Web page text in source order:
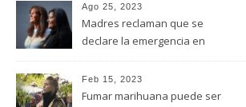
Ago 25, 2023
Madres reclaman que se
declare la emergencia en
Feb 15, 2023
Fumar marihuana puede ser